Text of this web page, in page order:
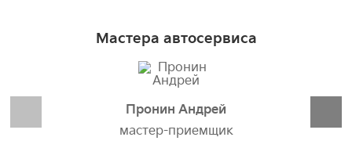
Мастера автосервиса
Пронин Андрей
мастер-приемщик